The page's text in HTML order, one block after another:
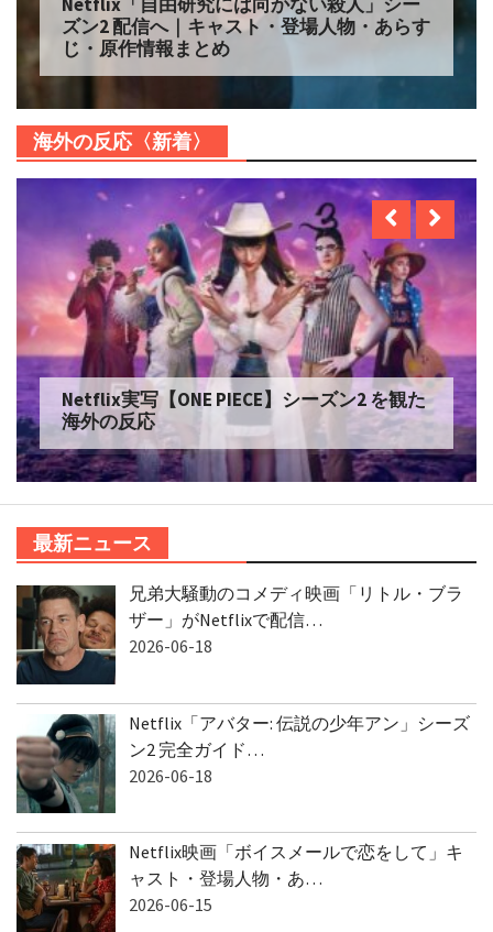
ズン2 配信へ｜キャスト・登場人物・あらす
じ・原作情報まとめ
海外の反応〈新着〉
Netflix実写【ONE PIECE】シーズン2 を観た
海外の反応
最新ニュース
兄弟大騒動のコメディ映画「リトル・ブラ
ザー」がNetflixで配信…
2026-06-18
Netflix「アバター: 伝説の少年アン」シーズ
ン2 完全ガイド…
2026-06-18
Netflix映画「ボイスメールで恋をして」キ
ャスト・登場人物・あ…
2026-06-15